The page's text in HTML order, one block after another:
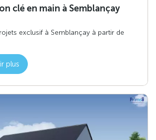
clé en main à Semblançay
exclusif à Semblançay à partir de
plus